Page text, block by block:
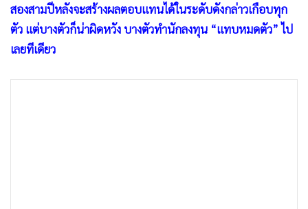
• Factcheck
• ญี่ปุ่น
• News1
• Gotomanager
สองสามปีหลังจะสร้างผลตอบแทนได้ในระดับดังกล่าวเกือบทุก
ตัว แต่บางตัวก็น่าผิดหวัง บางตัวทำนักลงทุน “แทบหมดตัว” ไป
เลยทีเดียว